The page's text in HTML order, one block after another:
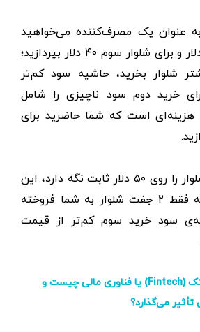
به عنوان یک مصرف‌کننده می‌خواهید
برای شلوار دوم ۵۰ ‌دلار و برای شلوار سوم ۴۰‌ دلار بپردازید؛
شلوار بخرید، حاشیه سود کم‌تر
‌دلار برای خرید دوم سود ناچیزی را شامل
است که شما حاضرید برای
اگر خریدار قیمت شلوار را روی ۵۰‌‌ دلار ثابت نگه دارد، این
بدان معنی است که فقط ۲ جفت شلوار به شما فروخته
سود خرید سوم کم‌تر از قیمت
فینتک (Fintech) یا فناوری‌ مالی چیست و
تأثیر می‌گذارد؟